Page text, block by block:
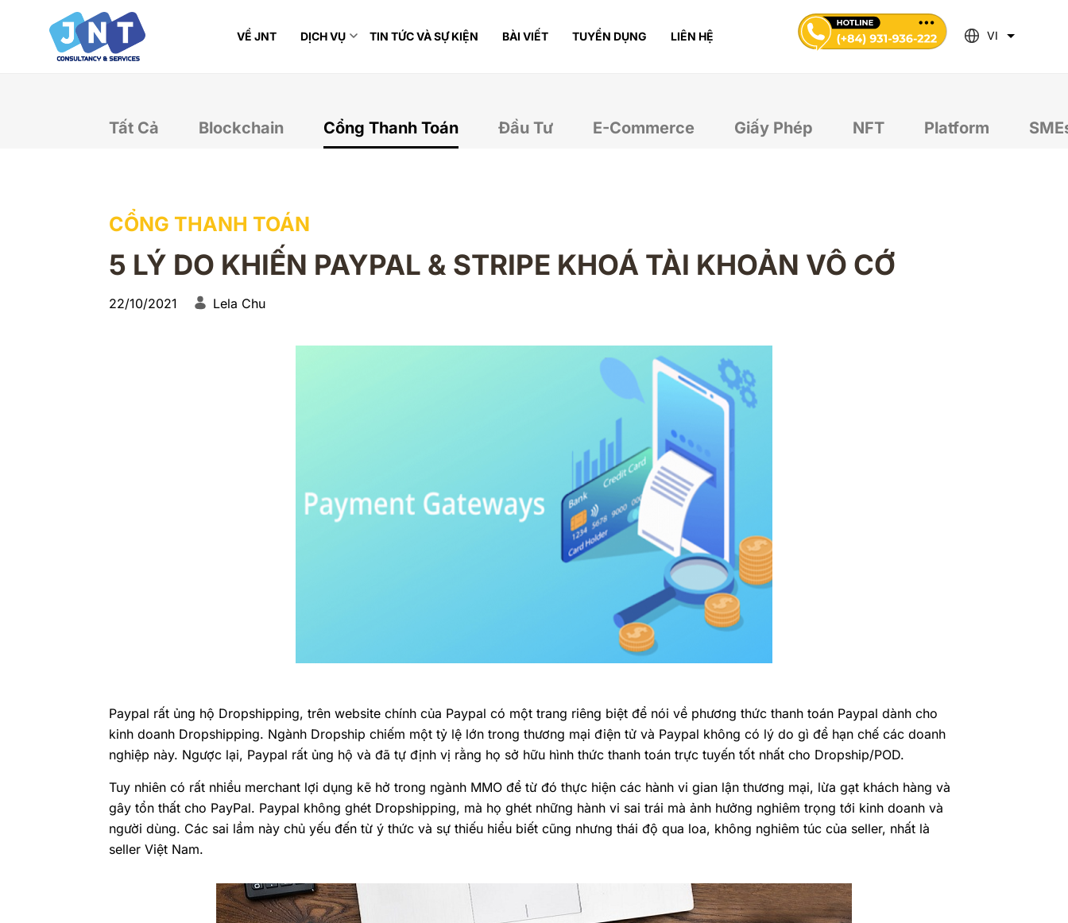
VỀ JNT DỊCH VỤ TIN TỨC VÀ SỰ KIỆN BÀI VIẾT TUYỂN DỤNG LIÊN HỆ VI
Tất Cả Blockchain Cổng Thanh Toán Đầu Tư E-Commerce Giấy Phép NFT Platform
CỔNG THANH TOÁN
5 LÝ DO KHIẾN PAYPAL & STRIPE KHOÁ TÀI KHOẢN VÔ CỚ
22/10/2021 Lela Chu
Paypal rất ủng hộ Dropshipping, trên website chính của Paypal có một trang riêng biệt để nói về phương thức thanh toán Paypal dành cho
kinh doanh Dropshipping. Ngành Dropship chiếm một tỷ lệ lớn trong thương mại điện tử và Paypal không có lý do gì để hạn chế các doanh
nghiệp này. Ngược lại, Paypal rất ủng hộ và đã tự định vị rằng họ sở hữu hình thức thanh toán trực tuyến tốt nhất cho Dropship/POD.
Tuy nhiên có rất nhiều merchant lợi dụng kẽ hở trong ngành MMO để từ đó thực hiện các hành vi gian lận thương mại, lừa gạt khách hàng và
gây tổn thất cho PayPal. Paypal không ghét Dropshipping, mà họ ghét những hành vi sai trái mà ảnh hưởng nghiêm trọng tới kinh doanh và
người dùng. Các sai lầm này chủ yếu đến từ ý thức và sự thiếu hiểu biết cũng nhưng thái độ qua loa, không nghiêm túc của seller, nhất là
seller Việt Nam.